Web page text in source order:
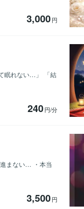
3,000円
眠れない…」 「結
240円/分
まない… ・本当
3,500円